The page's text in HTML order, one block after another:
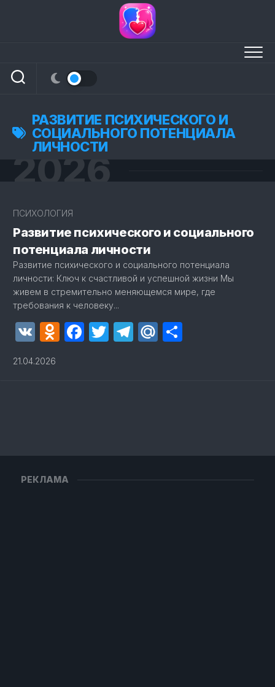
РАЗВИТИЕ ПСИХИЧЕСКОГО И
СОЦИАЛЬНОГО ПОТЕНЦИАЛА
ЛИЧНОСТИ
2026
ПСИХОЛОГИЯ
Развитие психического и социального
потенциала личности
Развитие психического и социального потенциала
личности: Ключ к счастливой и успешной жизни Мы
живем в стремительно меняющемся мире, где
требования к человеку...
VK Odnoklassniki
Facebook
Twitter
Telegram
Mail.Ru
21.04.2026
РЕКЛАМА